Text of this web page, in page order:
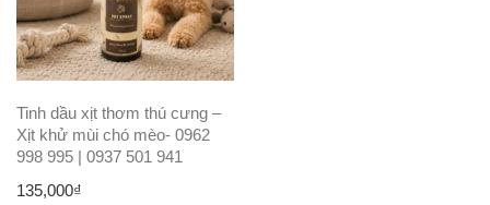
Tinh dầu xịt thơm thú cưng –
Xịt khử mùi chó mèo- 0962
998 995 | 0937 501 941
135,000₫